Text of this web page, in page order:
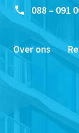
088 – 091
Over ons